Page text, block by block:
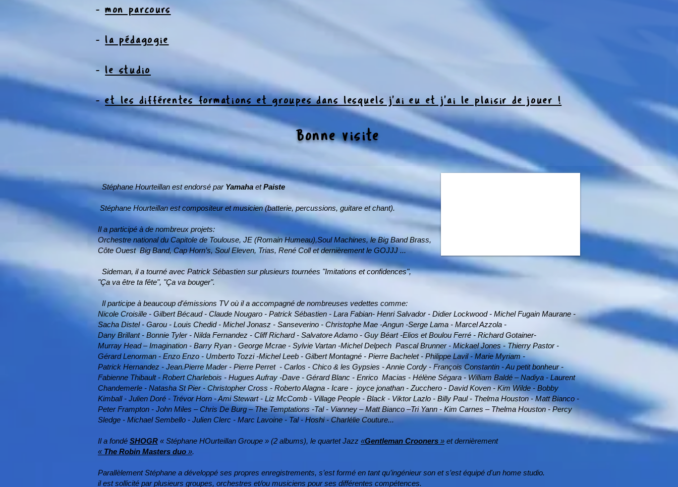
-mon parcours
- la pédagogie
- le studio
-et les différentes formations et groupes dans lesquels j'ai eu et j'ai le plaisir de jouer !
Bonne visite
Stéphane Hourteillan est endorsé par Yamaha etPaiste
Stéphane Hourteillan est compositeur et musicien (batterie, percussions, guitare et chant).
Il a participé à de nombreux projets:
Orchestre national du Capitole de Toulouse, JE (Romain Humeau),Soul Machines, le Big Band Brass,
Côte Ouest Big Band, Cap Horn’s, Soul Eleven, Trias, René Coll et dernièrement le GOJJJ ...
Sideman, il a tourné avec Patrick Sébastien sur plusieurs tournées "Imitations et confidences",
"Ça va être ta fête", "Ça va bouger".
Il participe à beaucoup d'émissions TV où il a accompagné de nombreuses vedettes comme:
Nicole Croisille - Gilbert Bécaud - Claude Nougaro - Patrick Sébastien - Lara Fabian- Henri​ Salvador - Didier Lockwood ​- Michel Fugain Maurane -
Sacha Distel - Garou - Louis​ Chedid - Michel Jonasz - Sanseverino - Christophe Mae -Angun -Serge Lama - Marcel​ Azzola -
Dany Brillant - Bonnie Tyler - Nilda Fernandez - Cliff Richard - Salvatore Adamo - Guy Béart ​-Elios et Boulou Ferré - Richard Gotainer-
Murray Head – Imagination - Barry Ryan - George​ Mcrae - Sylvie Vartan -Michel Delpech Pascal Brunner - Mickael Jones - Thierry Pastor -​
Gérard Lenorman - Enzo Enzo - Umberto Tozzi -Michel Leeb - Gilbert Montagné - Pierre​ Bachelet - Philippe Lavil - Marie Myriam -
Patrick Hernandez - Jean.Pierre Mader - Pierre​ Perret - Carlos - Chico & les Gypsies - Annie Cordy - François Constantin - Au petit bonheur​ -
Fabienne Thibault - Robert Charlebois - Hugues Aufray -Dave - Gérard​ Blanc - Enrico Macias - Hélène Ségara - William Baldé –​ Nadiya - Laurent
Chandemerle - Natasha St Pier - Christopher Cross​ - Roberto Alagna - Icare - joyce jonathan - Zucchero - David Koven - Kim Wilde - Bobby
Kimball - Julien Doré - Trévor Horn - Ami Stewart - Liz McComb - Village People - Black - Viktor Lazlo - Billy Paul - Thelma Houston - Matt Bianco -
Peter Frampton - John Miles – Chris De Burg – The Temptations -Tal - Vianney – Matt Bianco –Tri Yann - Kim Carnes – Thelma Houston - Percy
Sledge - Michael Sembello - Julien Clerc - Marc Lavoine - Tal - Hoshi - Charlélie Couture...
Il a fondé SHOGR « Stéphane HOurteillan Groupe » (2 albums), le quartet Jazz «Gentleman Crooners » et dernièrement
« The Robin Masters duo ».
Parallèlement Stéphane a développé ses propres enregistrements, s’est formé en tant qu’ingénieur son et s’est équipé d'un home studio.
il est sollicité par plusieurs groupes, orchestres et/ou musiciens pour ses différentes compétences.